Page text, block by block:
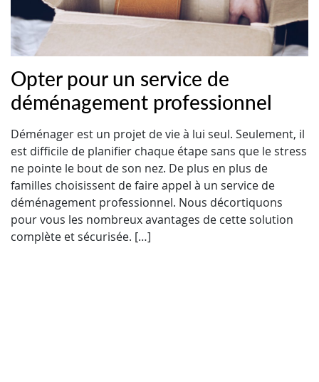
Opter pour un service de
déménagement professionnel
Déménager est un projet de vie à lui seul. Seulement, il
est difficile de planifier chaque étape sans que le stress
ne pointe le bout de son nez. De plus en plus de
familles choisissent de faire appel à un service de
déménagement professionnel. Nous décortiquons
pour vous les nombreux avantages de cette solution
complète et sécurisée. […]